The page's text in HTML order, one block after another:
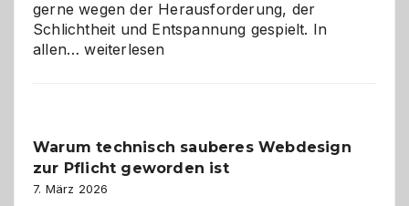
gerne wegen der Herausforderung, der
Schlichtheit und Entspannung gespielt. In
allen…Sudoku
den
Logikrätseln
weiterlesen
Warum technisch sauberes Webdesign
zur Pflicht geworden ist
7. März 2026